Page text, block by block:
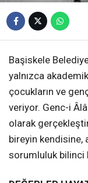
Başiskele
yalnızca
çocukların ve
veriyor. Genc-i
olarak
bireyin kendisine,
sorumluluk bilinci